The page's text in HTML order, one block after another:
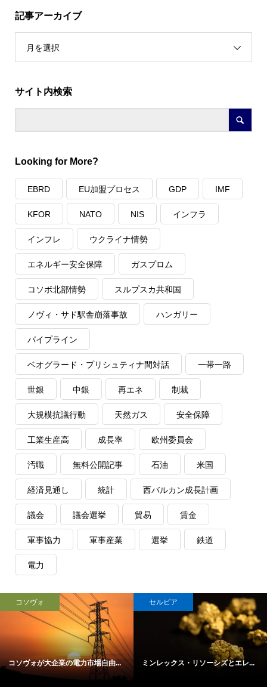
記事アーカイブ
月を選択
サイト内検索
Looking for More?
EBRD EU加盟プロセス GDP IMF
KFOR NATO NIS インフラ
インフレ ウクライナ情勢
エネルギー安全保障 ガスプロム
コソボ北部情勢 スルプスカ共和国
ノヴィ・サド駅舎崩落事故 ハンガリー
パイプライン
ベオグラード・プリシュティナ間対話 一帯一路
世銀 中銀 再エネ 制裁
大規模抗議行動 天然ガス 安全保障
工業生産高 成長率 欧州委員会
汚職 無料公開記事 石油 米国
経済見通し 統計 西バルカン成長計画
議会 議会選挙 貿易 賃金
軍事協力 軍事産業 選挙 鉄道
電力
コソヴォ
コソヴォが大企業の電力市場自由...
セルビア
ミンレックス・リソーシズとエレ...